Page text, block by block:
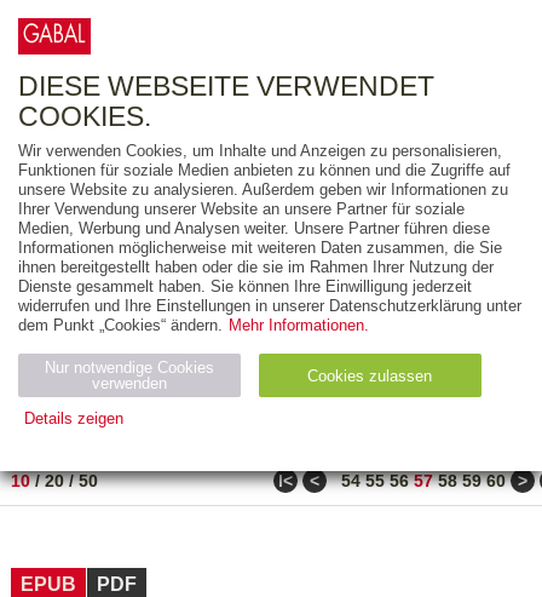
FREITEXT
AUSGABEART
AUS DER REIHE
ZUM THEMA
Neuerscheinung
Bestseller
PREIS
10/20/50 ǀ< < 54 55 56 57 58 59 60 >
EPUB PDF
DIESE WEBSEITE VERWENDET
COOKIES.
Wir verwenden Cookies, um Inhalte und Anzeigen zu personalisieren,
Funktionen für soziale Medien anbieten zu können und die Zugriffe auf
unsere Website zu analysieren. Außerdem geben wir Informationen zu
Ihrer Verwendung unserer Website an unsere Partner für soziale
Medien, Werbung und Analysen weiter. Unsere Partner führen diese
Informationen möglicherweise mit weiteren Daten zusammen, die Sie
ihnen bereitgestellt haben oder die sie im Rahmen Ihrer Nutzung der
Dienste gesammelt haben. Sie können Ihre Einwilligung jederzeit
widerrufen und Ihre Einstellungen in unserer Datenschutzerklärung unter
dem Punkt „Cookies“ ändern. Mehr Informationen.
Nur notwendige Cookies
verwenden
Cookies zulassen
Details zeigen
Name Zweck
ESSION
_ID
verlag.
de